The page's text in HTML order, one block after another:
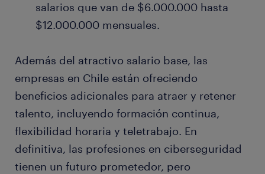
salarios que van de $6.000.000 hasta
$12.000.000 mensuales.
Además del atractivo salario base, las
empresas en Chile están ofreciendo
beneficios adicionales para atraer y retener
talento, incluyendo formación continua,
flexibilidad horaria y teletrabajo. En
definitiva, las profesiones en ciberseguridad
tienen un futuro prometedor, pero